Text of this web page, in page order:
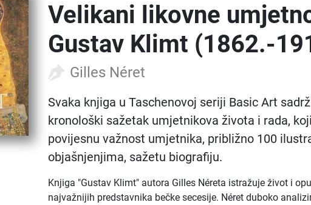
Velikani likovne
Gustav Klimt (1862.-
Gilles Néret
Svaka knjiga u Taschenovoj seriji Basic Art
kronološki sažetak umjetnikova života i rada,
povijesnu važnost umjetnika, približno 100
objašnjenjima, sažetu biografiju.
Knjiga "Gustav Klimt" autora Gilles Néreta istražuje život i
najvažnijih predstavnika bečke secesije. Néret duboko